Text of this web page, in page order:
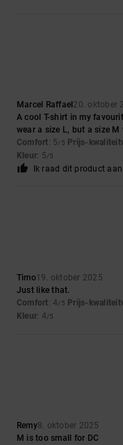
Marcel Raffael 20. oktober
A cool T-shirt in my
wear a size L, but a size M
Comfort: 5/5 Prijs-
Kleur: 5/5
Ik raad dit product aan
Timo19. oktober 2025
Just like that.
Comfort: 4/5 Prijs-
Kleur: 4/5
Remy8. oktober 2025
M is too small for DC